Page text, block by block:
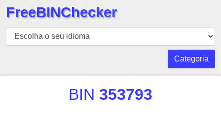
BIN
Verificador
FreeBINChecker
Categoria
BIN 353793